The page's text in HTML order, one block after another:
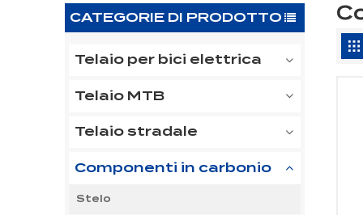
CATEGORIE DI PRODOTTO
Telaio per bici elettrica
Telaio MTB
Telaio stradale
Componenti in carbonio
Stelo